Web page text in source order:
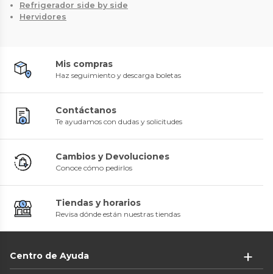
Refrigerador side by side
Hervidores
Mis compras
Haz seguimiento y descarga boletas
Contáctanos
Te ayudamos con dudas y solicitudes
Cambios y Devoluciones
Conoce cómo pedirlos
Tiendas y horarios
Revisa dónde están nuestras tiendas
Centro de Ayuda